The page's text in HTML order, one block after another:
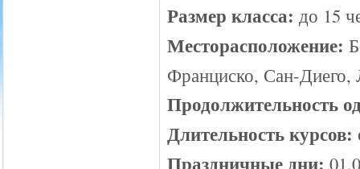
Размер класса: до 15
Месторасположение:
Франциско, Сан-
Продолжительность
Длительность курсов: